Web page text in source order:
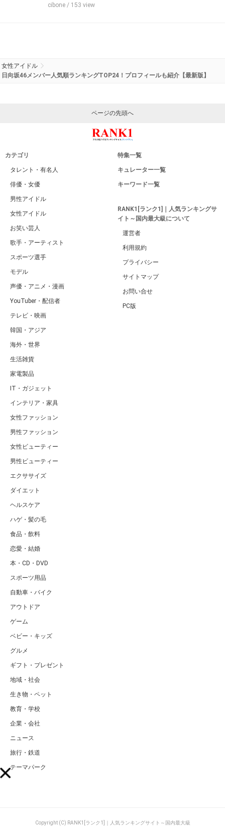
cibone / 153 view
女性アイドル
日向坂46メンバー人気順ランキングTOP24！プロフィールも紹介【最新版】
ページの先頭へ
カテゴリ
タレント・有名人
俳優・女優
男性アイドル
女性アイドル
お笑い芸人
歌手・アーティスト
スポーツ選手
モデル
声優・アニメ・漫画
YouTuber・配信者
テレビ・映画
韓国・アジア
海外・世界
生活雑貨
家電製品
IT・ガジェット
インテリア・家具
女性ファッション
男性ファッション
女性ビューティー
男性ビューティー
エクササイズ
ダイエット
ヘルスケア
ハゲ・髪の毛
食品・飲料
恋愛・結婚
本・CD・DVD
スポーツ用品
自動車・バイク
アウトドア
ゲーム
ベビー・キッズ
グルメ
ギフト・プレゼント
地域・社会
生き物・ペット
教育・学校
企業・会社
ニュース
旅行・鉄道
テーマパーク
特集一覧
キュレーター一覧
キーワード一覧
RANK1[ランク1]｜人気ランキングサ
イト～国内最大級について
運営者
利用規約
プライバシー
サイトマップ
お問い合せ
PC版
Copyright (C) RANK1[ランク1]｜人気ランキングサイト～国内最大級